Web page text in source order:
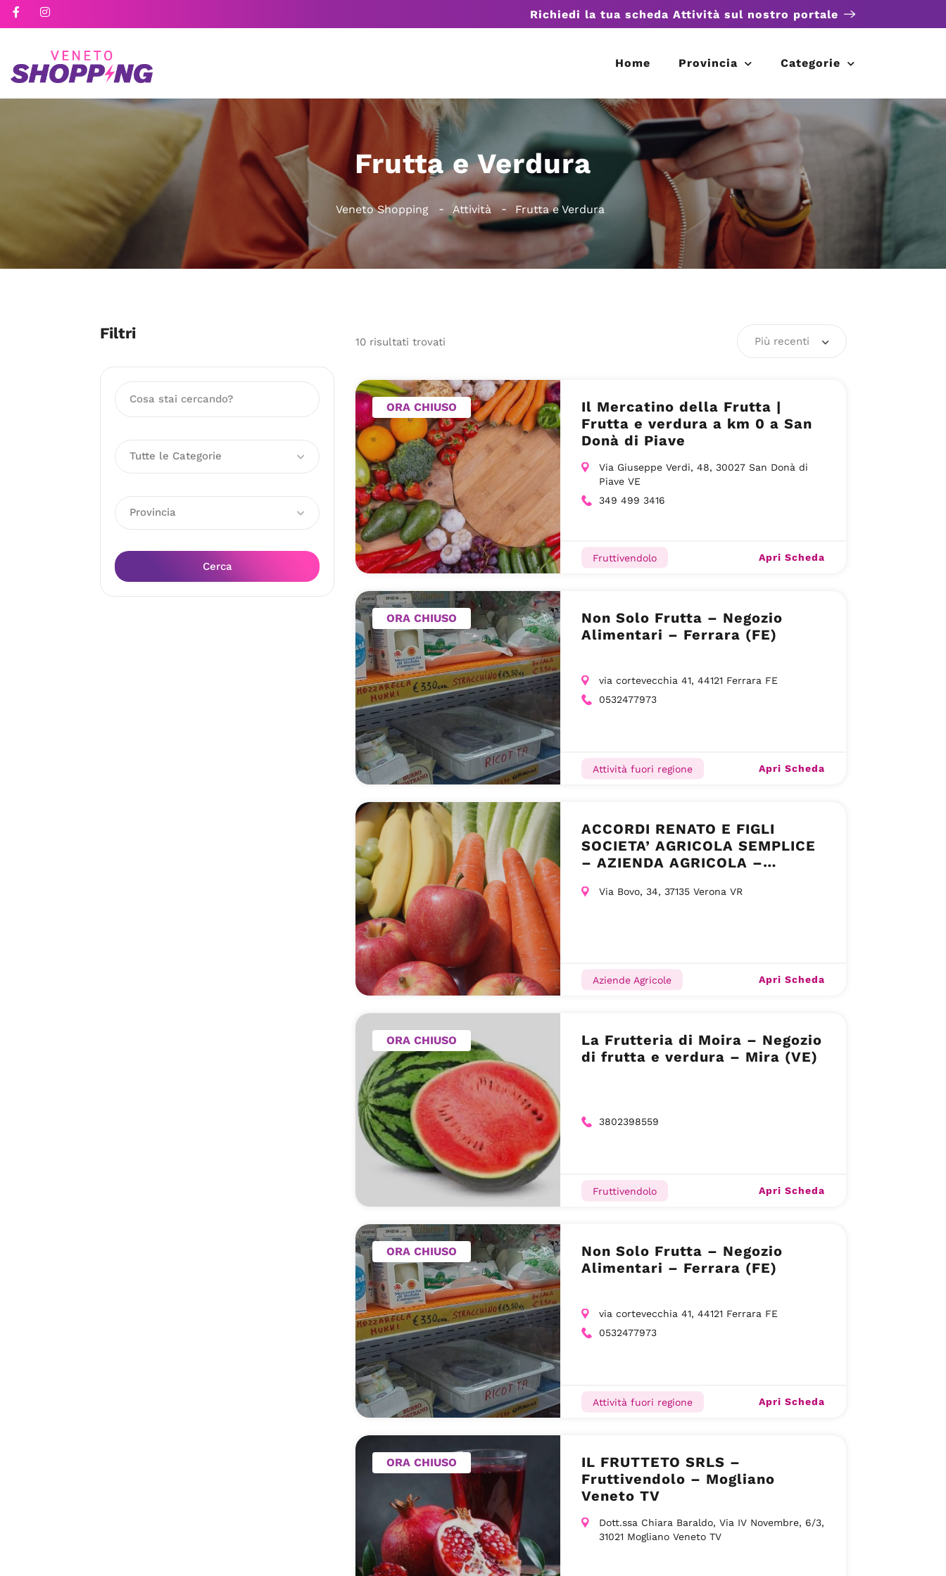
Richiedi la tua scheda Attività sul nostro portale
Home Provincia Categorie
Frutta e Verdura
Veneto Shopping Attività Frutta e Verdura
Filtri
Tutte le Categorie
Provincia
Cerca
10 risultati trovati Più recenti
ORA CHIUSO
Il Mercatino della Frutta |
Frutta e verdura a km 0 a San
Donà di Piave
Via Giuseppe Verdi, 48, 30027 San Donà di
Piave VE
349 499 3416
Fruttivendolo Apri Scheda
ORA CHIUSO
Non Solo Frutta – Negozio
Alimentari – Ferrara (FE)
via cortevecchia 41, 44121 Ferrara FE
0532477973
Attività fuori regione Apri Scheda
ACCORDI RENATO E FIGLI
SOCIETA’ AGRICOLA SEMPLICE
– AZIENDA AGRICOLA –
Via Bovo, 34, 37135 Verona VR
Aziende Agricole Apri Scheda
ORA CHIUSO
La Frutteria di Moira – Negozio
di frutta e verdura – Mira (VE)
3802398559
Fruttivendolo Apri Scheda
ORA CHIUSO
Non Solo Frutta – Negozio
Alimentari – Ferrara (FE)
via cortevecchia 41, 44121 Ferrara FE
0532477973
Attività fuori regione Apri Scheda
ORA CHIUSO
IL FRUTTETO SRLS –
Fruttivendolo – Mogliano
Veneto TV
Dott.ssa Chiara Baraldo, Via IV Novembre, 6/3,
31021 Mogliano Veneto TV